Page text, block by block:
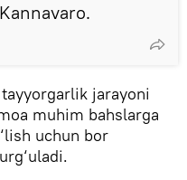
jarayoni
muhim bahslarga
uchun bor